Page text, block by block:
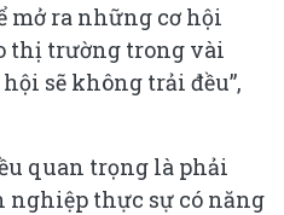
mở ra những cơ hội
thị trường trong vài
sẽ không trải đều”,
quan trọng là phải
thực sự có năng